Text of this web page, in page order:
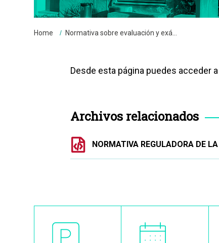
Breadcrumbs
You
Home Normativa sobre evaluación y exá...
Desde esta página puedes acceder
Archivos relacionados
Document
NORMATIVA REGULADORA DE
Image Image